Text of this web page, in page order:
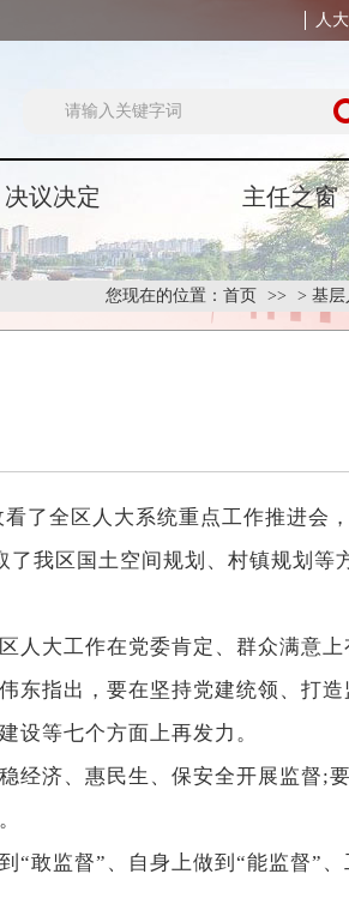
人
决议决定
主任之窗
您现在的位置： 首页 > 基层
了全区人大系统重点工作推进会
我区国土空间规划、村镇规划等
大工作在党委肯定、群众满意上
东指出，要在坚持党建统领、打造
设等七个方面上再发力。
济、惠民生、保安全开展监督;
敢监督”、自身上做到“能监督”、